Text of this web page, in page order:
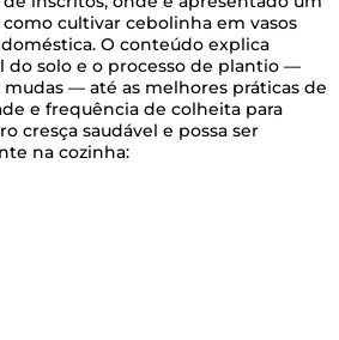
cultivar cebolinha em vasos
O conteúdo explica
do solo e o processo de plantio —
— até as melhores práticas de
e frequência de colheita para
cresça saudável e possa ser
na cozinha: